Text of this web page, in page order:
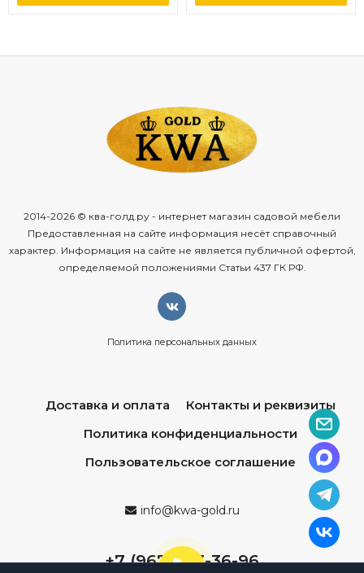
2014-2026 © ква-голд.ру - интернет магазин садовой мебели
Предоставленная на сайте информация несёт справочный
характер. Информация на сайте не является публичной офертой,
определяемой положениями Статьи 437 ГК РФ.
Политика персональных данных
Доставка и оплата
Контакты и реквизиты
Политика конфиденциальности
Пользовательское соглашение
info@kwa-gold.ru
+7 (967) 013-36-96